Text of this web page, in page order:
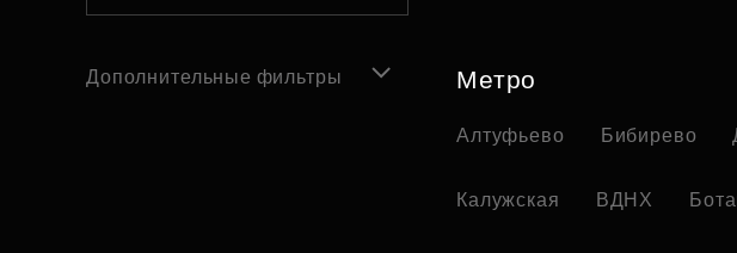
Дополнительные фильтры Метро
Алтуфьево Бибирево
Калужская ВДНХ